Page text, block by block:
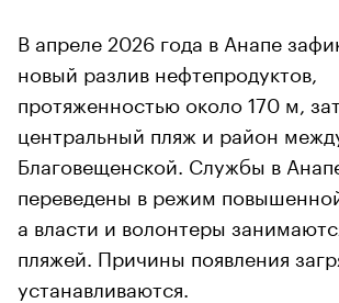
В апреле 2026 года в Анапе
новый разлив нефтепродуктов,
протяженностью около 170 м,
центральный пляж и район
Благовещенской. Службы в
переведены в режим
а власти и волонтеры
пляжей. Причины появления
устанавливаются.